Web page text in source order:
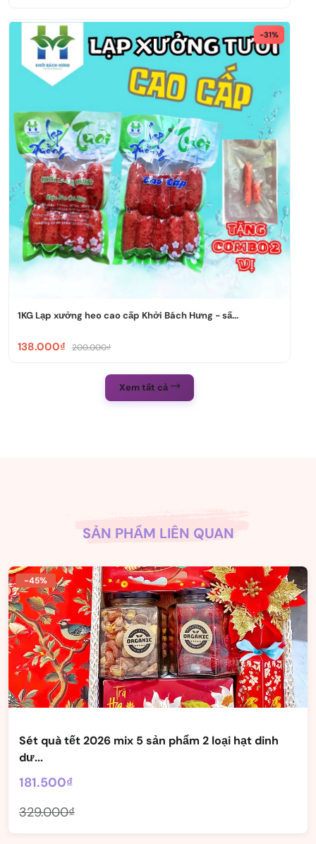
-31%
1KG Lạp xưởng heo cao cấp Khởi Bách Hưng - sấ...
138.000₫ 200.000₫
Xem tất cả
SẢN PHẨM LIÊN QUAN
-45%
Sét quà tết 2026 mix 5 sản phẩm 2 loại hạt dinh
dư...
181.500₫
329.000₫